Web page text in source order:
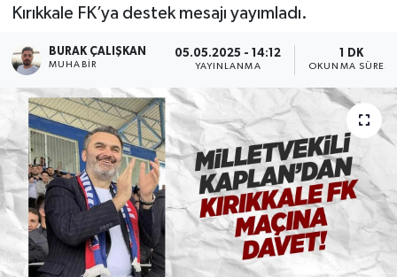
Kırıkkale FK’ya destek mesajı yayımladı.
BURAK ÇALIŞKAN
MUHABIR
05.05.2025 - 14:12
YAYINLANMA
1 DK
OKUNMA SÜRESI